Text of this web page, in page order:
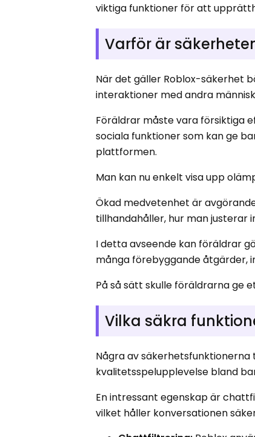
viktiga funktioner för att
Varför är
När det gäller Roblox-säkerhet
interaktioner med andra
Föräldrar måste vara försiktiga
sociala funktioner som kan ge
plattformen.
Man kan nu enkelt visa upp
Ökad medvetenhet är
tillhandahåller, hur man justerar
I detta avseende kan föräldrar
många förebyggande åtgärder,
På så sätt skulle föräldrarna ge
Vilka säkra
Några av
kvalitetsspelupplevelse bland
En intressant egenskap är
vilket håller konversationen